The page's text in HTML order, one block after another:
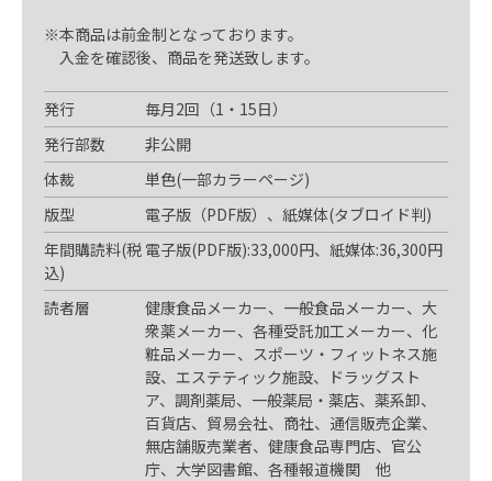
※本商品は前金制となっております。
入金を確認後、商品を発送致します。
発行
毎月2回（1・15日）
発行部数
非公開
体裁
単色(一部カラーページ)
版型
電子版（PDF版）、紙媒体(タブロイド判)
年間購読料(税
込)
電子版(PDF版):33,000円、紙媒体:36,300円
読者層
健康食品メーカー、一般食品メーカー、大
衆薬メーカー、各種受託加工メーカー、化
粧品メーカー、スポーツ・フィットネス施
設、エステティック施設、ドラッグスト
ア、調剤薬局、一般薬局・薬店、薬系卸、
百貨店、貿易会社、商社、通信販売企業、
無店舗販売業者、健康食品専門店、官公
庁、大学図書館、各種報道機関 他